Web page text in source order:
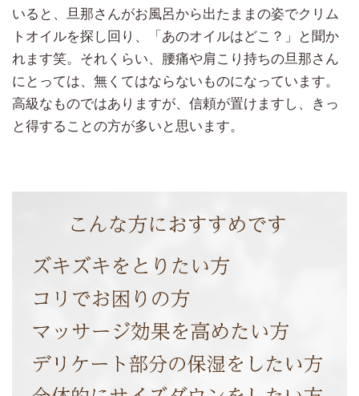
いると、旦那さんがお風呂から出たままの姿でクリム
トオイルを探し回り、「あのオイルはどこ？」と聞か
れます笑。それくらい、腰痛や肩こり持ちの旦那さん
にとっては、無くてはならないものになっています。
高級なものではありますが、信頼が置けますし、きっ
と得することの方が多いと思います。